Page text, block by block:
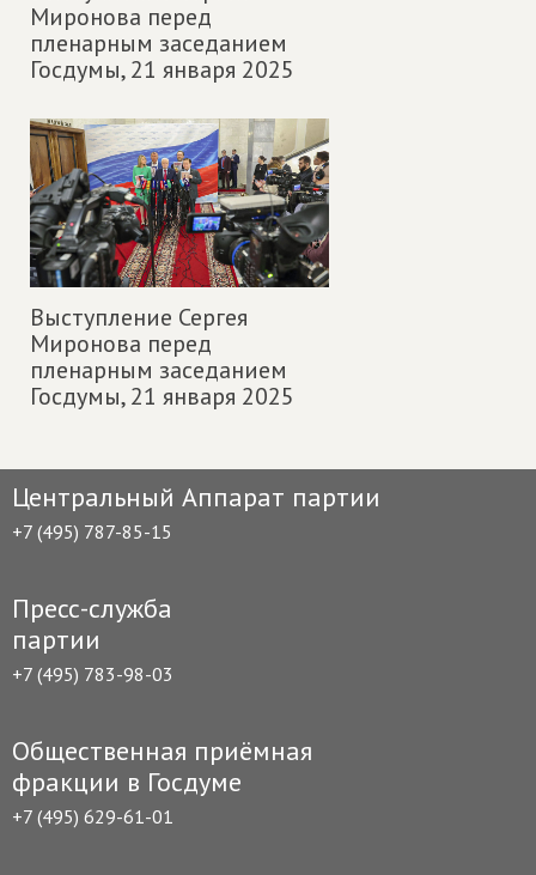
Миронова перед
пленарным заседанием
Госдумы,21 января 2025
Выступление Сергея
Миронова перед
пленарным заседанием
Госдумы,21 января 2025
Центральный Аппарат партии
+7 (495) 787-85-15
Пресс-служба
партии
+7 (495) 783-98-03
Общественная приёмная
фракции в Госдуме
+7 (495) 629-61-01